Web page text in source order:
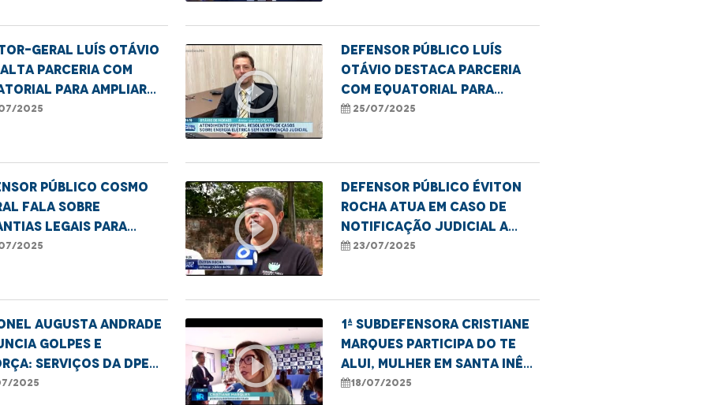
Geral Luís Otávio
parceria com
para ampliar
virtuais.
2025 play_circle_outline
Defensor público Luís
Otávio destaca parceria
com Equatorial para
ampliar atendimento
25/07/2025
público Cosmo
fala sobre
legais para
da pessoa idosa
2025 play_circle_outline
Defensor público Éviton
Rocha atua em caso de
notificação judicial a
moradores de prédio
23/07/2025
Augusta Andrade
golpes e
serviços da DPE
gratuitos
2025 play_circle_outline
1ª Subdefensora Cristiane
Marques participa do Te
Alui, Mulher em Santa Inês
e alerta sobre violência
18/07/2025